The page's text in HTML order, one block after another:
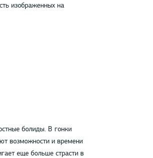
изображенных на
болиды. В гонки
возможности и времени
еще больше страсти в